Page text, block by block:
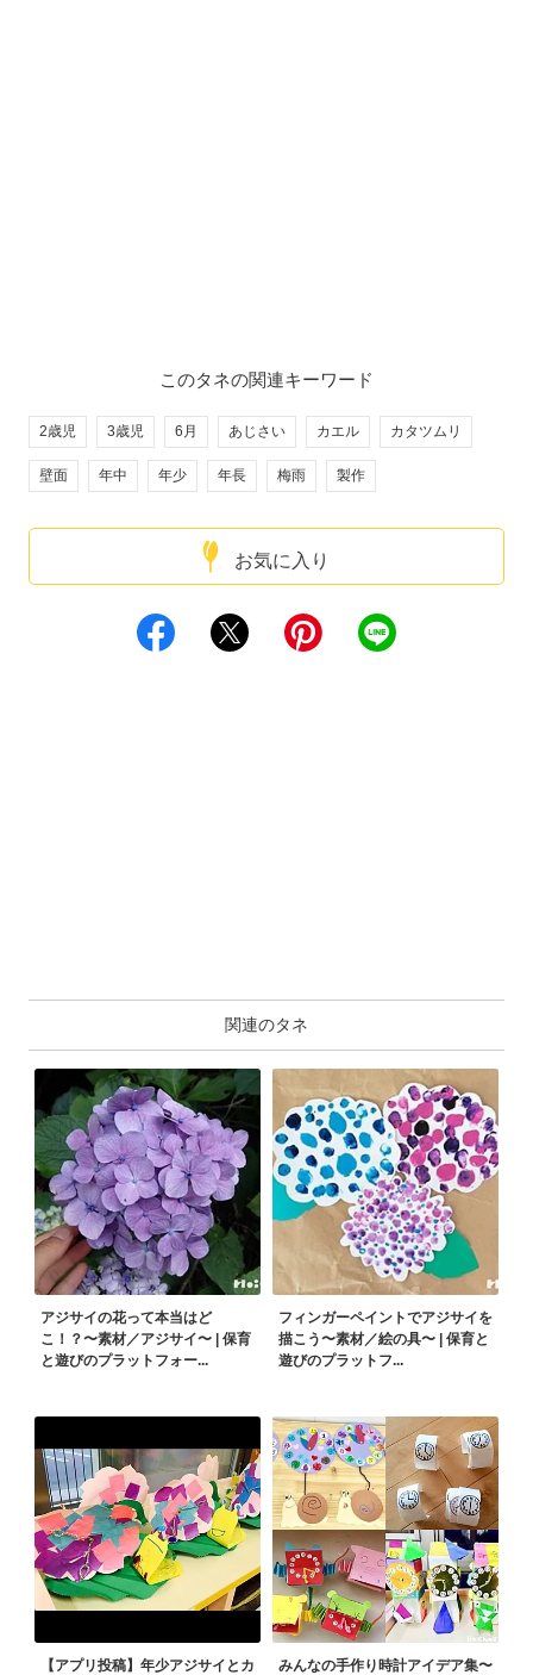
お気に入り
このタネの関連キーワード
2歳児 3歳児 6月 あじさい カエル カタツムリ
壁面 年中 年少 年長 梅雨 製作
関連のタネ
アジサイの花って本当はど
こ！？〜素材／アジサイ〜 | 保育
と遊びのプラットフォー...
フィンガーペイントでアジサイを
描こう〜素材／絵の具〜 | 保育と
遊びのプラットフ...
【アプリ投稿】年少アジサイとカ みんなの手作り時計アイデア集〜